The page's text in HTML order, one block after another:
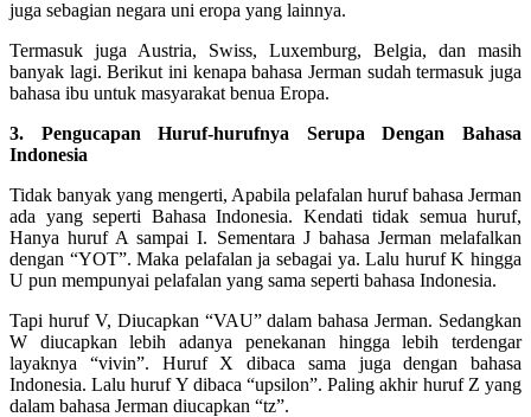
juga sebagian negara uni eropa yang lainnya.
Termasuk juga Austria, Swiss, Luxemburg, Belgia, dan masih
banyak lagi. Berikut ini kenapa bahasa Jerman sudah termasuk juga
bahasa ibu untuk masyarakat benua Eropa.
3. Pengucapan Huruf-hurufnya Serupa Dengan Bahasa
Indonesia
Tidak banyak yang mengerti, Apabila pelafalan huruf bahasa Jerman
ada yang seperti Bahasa Indonesia. Kendati tidak semua huruf,
Hanya huruf A sampai I. Sementara J bahasa Jerman melafalkan
dengan “YOT”. Maka pelafalan ja sebagai ya. Lalu huruf K hingga
U pun mempunyai pelafalan yang sama seperti bahasa Indonesia.
Tapi huruf V, Diucapkan “VAU” dalam bahasa Jerman. Sedangkan
W diucapkan lebih adanya penekanan hingga lebih terdengar
layaknya “vivin”. Huruf X dibaca sama juga dengan bahasa
Indonesia. Lalu huruf Y dibaca “upsilon”. Paling akhir huruf Z yang
dalam bahasa Jerman diucapkan “tz”.